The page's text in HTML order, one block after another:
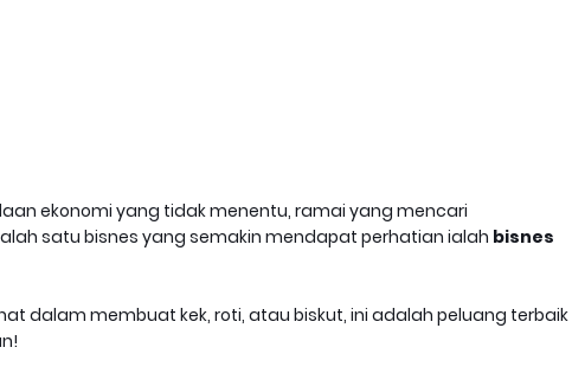
ekonomi yang tidak menentu, ramai yang mencari
satu bisnes yang semakin mendapat perhatian ialah bisnes
dalam membuat kek, roti, atau biskut, ini adalah peluang terbaik